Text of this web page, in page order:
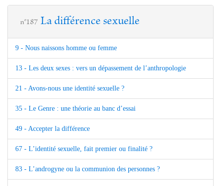
n°187 La différence sexuelle
9 - Nous naissons homme ou femme
13 - Les deux sexes : vers un dépassement de l’anthropologie
21 - Avons-nous une identité sexuelle ?
35 - Le Genre : une théorie au banc d’essai
49 - Accepter la différence
67 - L’identité sexuelle, fait premier ou finalité ?
83 - L’androgyne ou la communion des personnes ?